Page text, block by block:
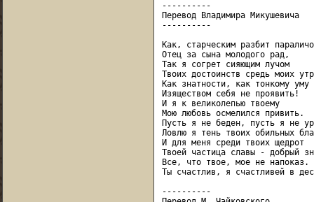
----------
Перевод Владимира Микушевича
----------
Как, старческим разбит
Отец за сына молодого рад,
Так я согрет сияющим лучом
Твоих достоинств средь моих
Как знатности, как тонкому уму
Изяществом себя не проявить!
И я к великолепью твоему
Мою любовь осмелился привить.
Пусть я не беден, пусть я не
Ловлю я тень твоих обильных
И для меня среди твоих щедрот
Твоей частица славы - добрый
Все, что твое, мое не напоказ.
Ты счастлив, я счастливей в
----------